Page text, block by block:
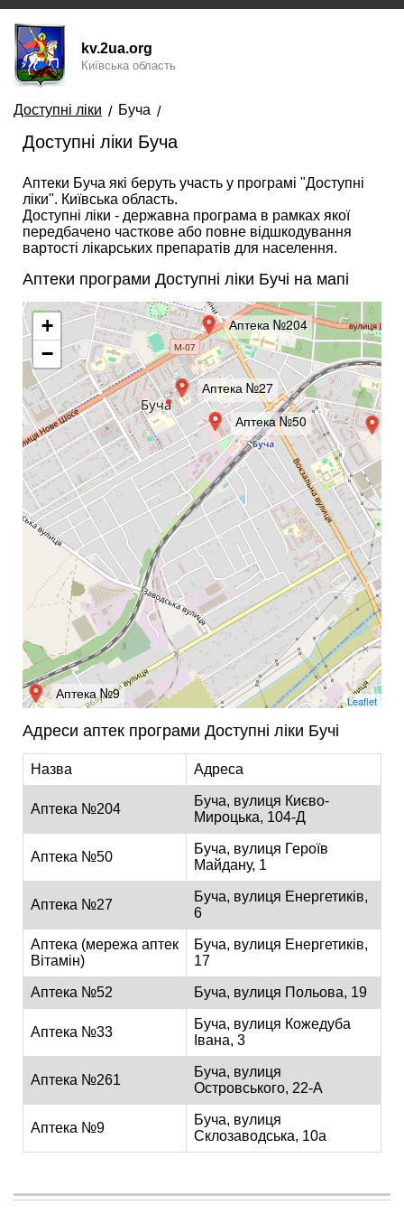
kv.2ua.org
Київська область
Доступні ліки Буча
Доступні ліки Буча
Аптеки Буча які беруть участь у програмі "Доступні
ліки". Київська область.
Доступні ліки - державна програма в рамках якої
передбачено часткове або повне відшкодування
вартості лікарських препаратів для населення.
Аптеки програми Доступні ліки Бучі на мапі
Аптека №204
Аптека №50
Аптека №27
Аптека №9
+
−
Leaflet
Адреси аптек програми Доступні ліки Бучі
Назва Адреса
Аптека №204
Буча, вулиця Києво-
Мироцька, 104-Д
Аптека №50
Буча, вулиця Героїв
Майдану, 1
Аптека №27
Буча, вулиця Енергетиків,
6
Аптека (мережа аптек
Вітамін)
Буча, вулиця Енергетиків,
17
Аптека №52 Буча, вулиця Польова, 19
Аптека №33
Буча, вулиця Кожедуба
Івана, 3
Аптека №261
Буча, вулиця
Островського, 22-А
Аптека №9
Буча, вулиця
Склозаводська, 10а